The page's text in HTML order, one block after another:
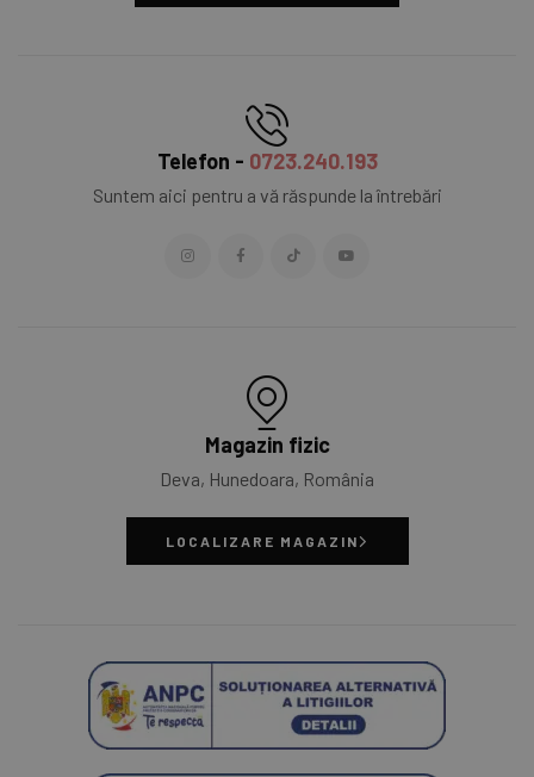
Telefon - 0723.240.193
Suntem aici pentru a vă răspunde la întrebări
Magazin fizic
Deva, Hunedoara, România
LOCALIZARE MAGAZIN